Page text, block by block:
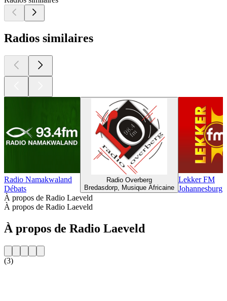
Radios similaires
Radio Namakwaland
Débats
Radio Overberg
Bredasdorp, Musique Africaine
Lekker FM
À propos de Radio Laeveld
À propos de Radio Laeveld
À propos de Radio Laeveld
(3)